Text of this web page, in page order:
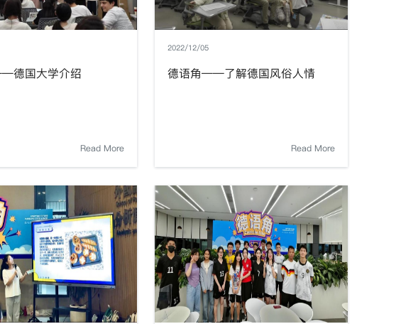
德国大学介绍
Read More
2022/12/05
德语角——了解德国风俗人情
Read More